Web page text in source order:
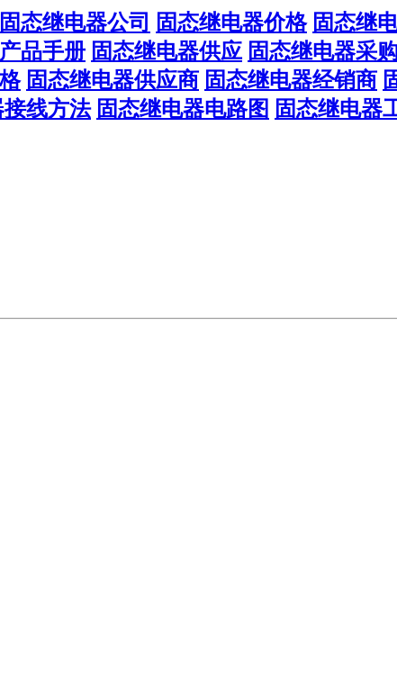
固态继电器公司 固态继电器价格 固态继
品手册 固态继电器供应 固态继电器采
固态继电器供应商 固态继电器经销商
接线方法 固态继电器电路图 固态继电器